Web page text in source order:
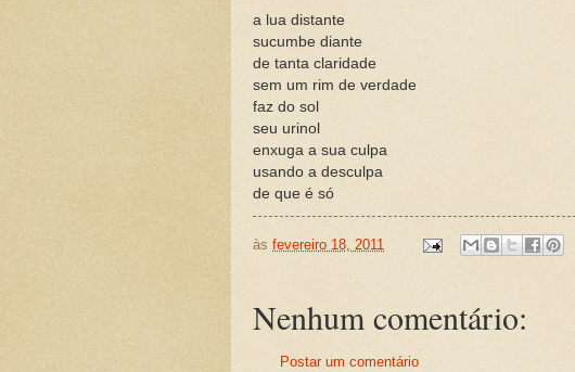
a lua distante
sucumbe diante
de tanta claridade
sem um rim de verdade
faz do sol
seu urinol
enxuga a sua culpa
usando a desculpa
de que é só
às fevereiro 18, 2011
Nenhum comentário:
Postar um comentário